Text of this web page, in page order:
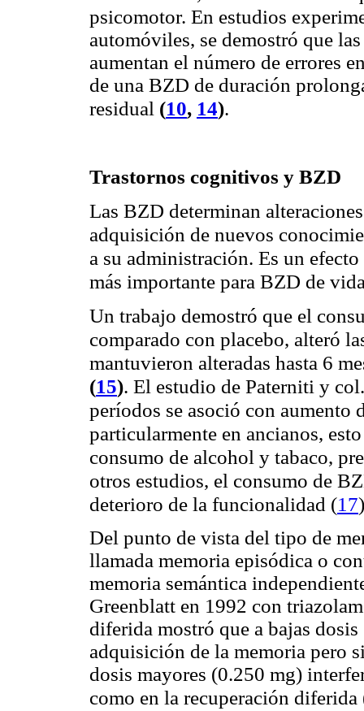
psicomotor. En estudios
automóviles, se demostró que
aumentan el número de errores
de una BZD de duración
residual (10, 14).
Trastornos cognitivos y BZD
Las BZD determinan
adquisición de nuevos
a su administración. Es un
más importante para BZD de
Un trabajo demostró que el
comparado con placebo, alteró
mantuvieron alteradas hasta 6
(15). El estudio de Paterniti y
períodos se asoció con
particularmente en ancianos,
consumo de alcohol y tabaco,
otros estudios, el consumo de
deterioro de la funcionalidad (17)
Del punto de vista del tipo de
llamada memoria episódica o
memoria semántica
Greenblatt en 1992 con
diferida mostró que a bajas
adquisición de la memoria pero
dosis mayores (0.250 mg)
como en la recuperación diferida